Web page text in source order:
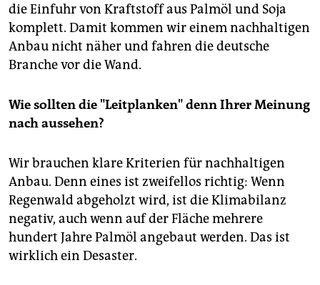
die Einfuhr von Kraftstoff aus Palmöl und Soja
komplett. Damit kommen wir einem nachhaltigen
Anbau nicht näher und fahren die deutsche
Branche vor die Wand.
Wie sollten die "Leitplanken" denn Ihrer Meinung
nach aussehen?
Wir brauchen klare Kriterien für nachhaltigen
Anbau. Denn eines ist zweifellos richtig: Wenn
Regenwald abgeholzt wird, ist die Klimabilanz
negativ, auch wenn auf der Fläche mehrere
hundert Jahre Palmöl angebaut werden. Das ist
wirklich ein Desaster.